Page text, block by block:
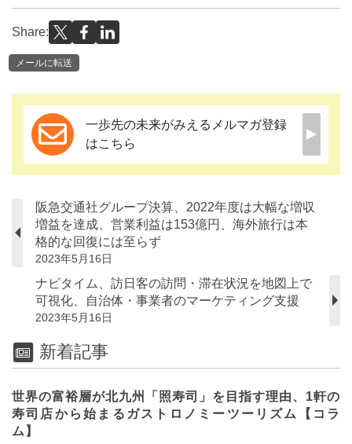
Share:
メールに転送
一歩先の未来がみえるメルマガ登録
はこちら
阪急交通社グループ決算、2022年度は大幅な増収
増益を達成、営業利益は153億円、海外旅行は本
格的な回復には至らず
2023年5月16日
ナビタイム、訪日客の訪問・滞在状況を地図上で
可視化、自治体・事業者のマーケティング支援
2023年5月16日
新着記事
世界の富裕層が北九州「照寿司」を目指す理由、1軒の
寿司店から始まるガストロノミーツーリズム【コラ
ム】